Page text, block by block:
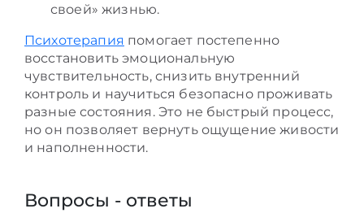
своей» жизнью.
Психотерапия помогает постепенно
восстановить эмоциональную
чувствительность, снизить внутренний
контроль и научиться безопасно проживать
разные состояния. Это не быстрый процесс,
но он позволяет вернуть ощущение живости
и наполненности.
Вопросы - ответы